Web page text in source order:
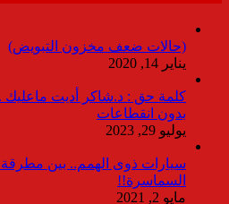
(حالات ضعف مخزون التبويض)
يناير 14, 2020
بدون انقطاعات
يوليو 29, 2023
سيارات ذوى الهمم.. بين
السماسرة!!
مايو 2, 2021